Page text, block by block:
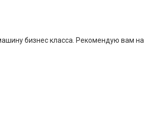
бизнес класса. Рекомендую вам на